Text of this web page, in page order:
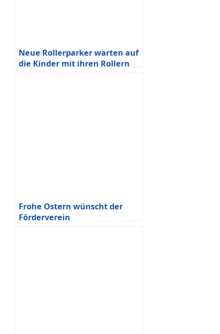
Neue Rollerparker warten auf
die Kinder mit ihren Rollern
Frohe Ostern wünscht der
Förderverein